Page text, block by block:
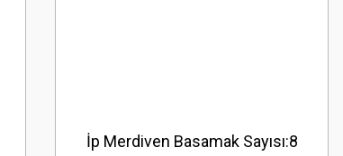
İp Merdiven Basamak Sayısı:8